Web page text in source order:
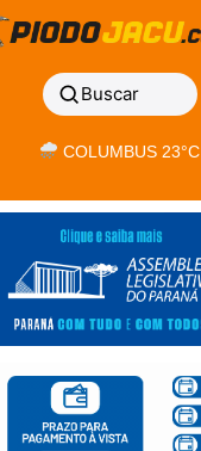
Buscar
COLUMBUS 23°C